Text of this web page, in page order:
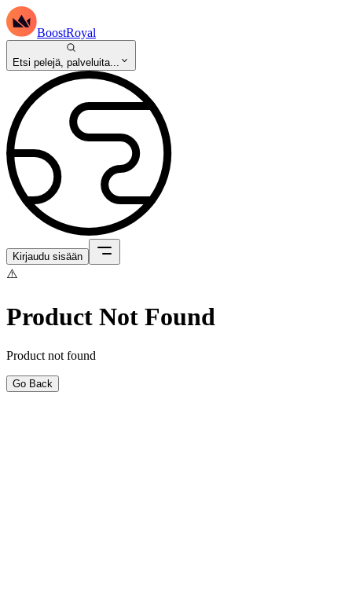
BoostRoyal
Etsi pelejä, palveluita...
Kirjaudu sisään
⚠️
Product Not Found
Product not found
Go Back